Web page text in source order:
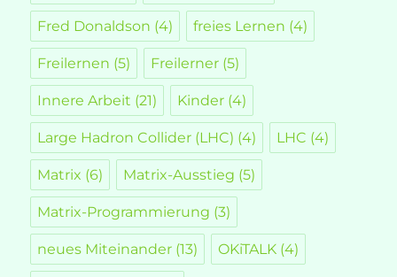
Fred Donaldson (4) freies Lernen (4)
Freilernen (5) Freilerner (5)
Innere Arbeit (21) Kinder (4)
Large Hadron Collider (LHC) (4) LHC (4)
Matrix (6) Matrix-Ausstieg (5)
Matrix-Programmierung (3)
neues Miteinander (13) OKiTALK (4)